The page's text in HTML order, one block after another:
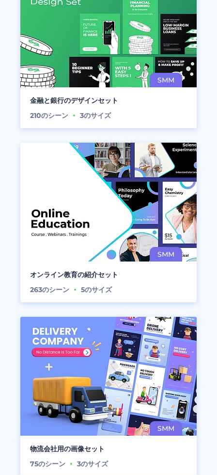
金融と銀行のデザインセット
210のシーン 3のサイズ
オンライン教育の紹介セット
263のシーン 5のサイズ
物流会社用の画像セット
75のシーン 3のサイズ